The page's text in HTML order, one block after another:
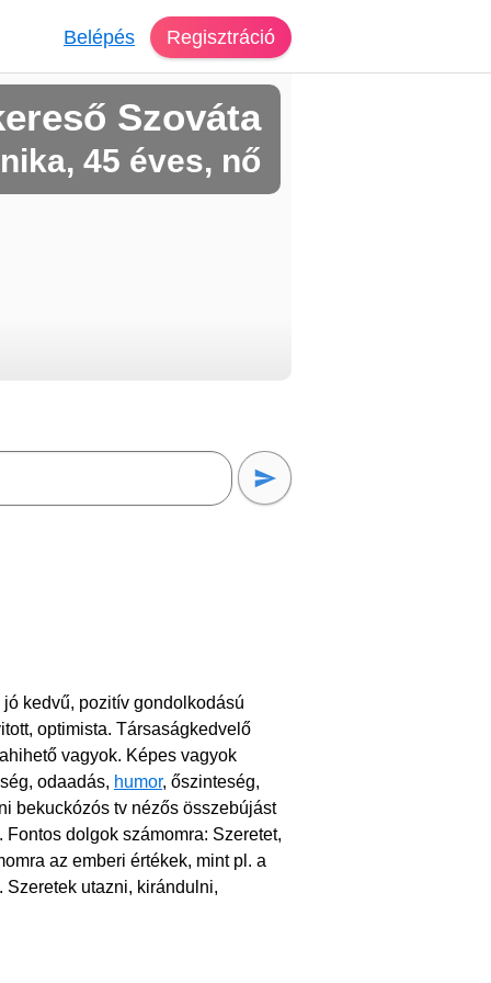
Belépés Regisztráció
Szováta
45 éves, nő
kedvű, pozitív gondolkodású
optimista. Társaságkedvelő
vagyok. Képes vagyok
odaadás, humor, őszinteség,
bekuckózós tv nézős összebújást
dolgok számomra: Szeretet,
az emberi értékek, mint pl. a
Szeretek utazni, kirándulni,